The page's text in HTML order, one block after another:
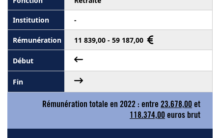
-
11 839,00 - 59 187,00
Rémunération totale en 2022 : entre 23.678,00 et
118.374,00 euros brut